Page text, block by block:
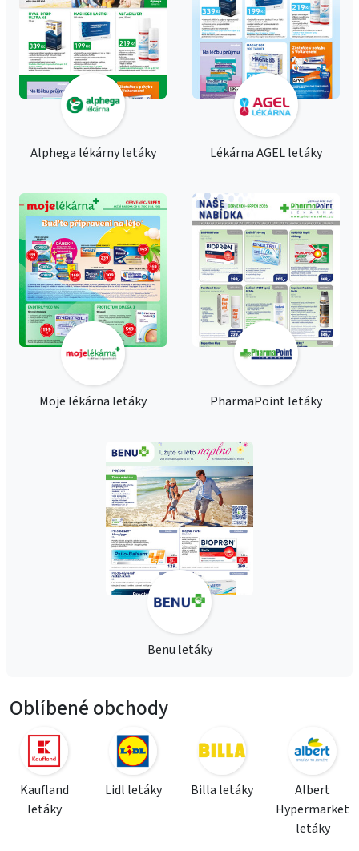
Alphega lékárny letáky Lékárna AGEL letáky
Moje lékárna letáky PharmaPoint letáky
Benu letáky
Oblíbené obchody
Kaufland
letáky
Lidl letáky Billa letáky
Albert
Hypermarket
letáky